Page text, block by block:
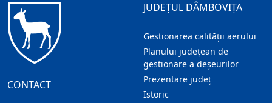
CONTACT
JUDEȚUL DÂMBOVIȚA
Gestionarea calității aerului
Planului județean de
gestionare a deșeurilor
Prezentare judeţ
Istoric